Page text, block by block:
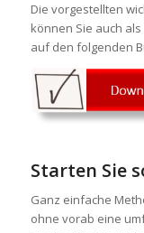
Die vorgestellten
können Sie auch
auf den folgenden
Starten Sie
Ganz einfache
ohne vorab eine